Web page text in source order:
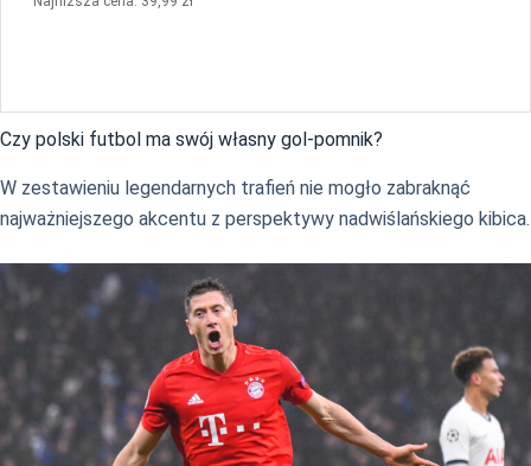
Czy polski futbol ma swój własny gol-pomnik?
W zestawieniu legendarnych trafień nie mogło zabraknąć
najważniejszego akcentu z perspektywy nadwiślańskiego kibica.